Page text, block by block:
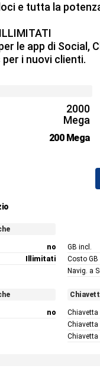
e tutta la
le app di Social,
i nuovi clienti.
2000
Mega
200 Mega
no
Illimitati
GB incl.
Costo GB
Navig. a
no Chiavetta
Chiavetta
Chiavetta